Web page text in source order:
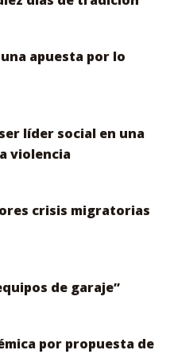
apuesta por lo
líder social en una
violencia
crisis migratorias
de garaje”
por propuesta de